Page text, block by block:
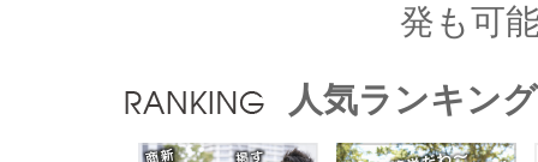
発も可
人気ランキング